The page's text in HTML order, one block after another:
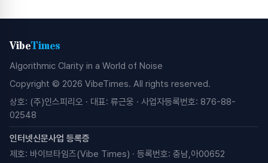
VibeTimes
Algorithmic Clarity in a World of Noise
Copyright © 2026 VibeTimes. All rights reserved.
상호: (주)인스피리오 · 대표: 류근웅 · 사업자등록번호: 876-88-
02548
인터넷신문사업 등록증
제호: 바이브타임즈(Vibe Times) · 등록번호: 충남,아00652